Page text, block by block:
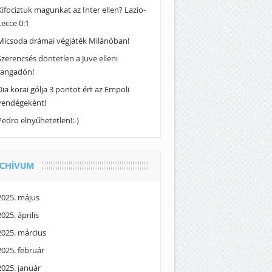
magunkat az Inter ellen? Lazio-
0:1
drámai végjáték Milánóban!
döntetlen a Juve elleni
korai gólja 3 pontot ért az Empoli
elnyűhetetlen!:-)
május
április
március
február
január